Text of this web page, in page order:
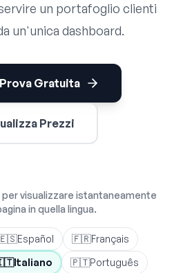
un portafoglio clienti
un'unica dashboard.
Gratuita
Prezzi
per visualizzare istantaneamente
in quella lingua.
Español 🇫🇷Français
Italiano 🇵🇹Português